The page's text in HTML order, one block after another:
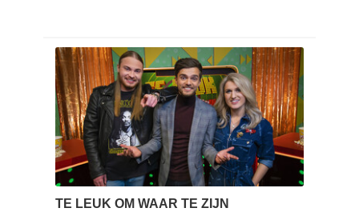
TE LEUK OM WAAR TE ZIJN